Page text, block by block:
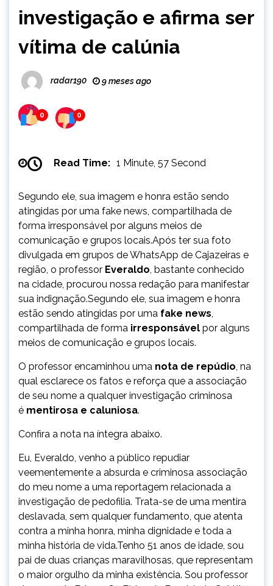
investigação e afirma ser
vítima de calúnia
radar190 9 meses ago
0 0
Read Time: 1 Minute, 57 Second
Segundo ele, sua imagem e honra estão sendo
atingidas por uma fake news, compartilhada de
forma irresponsável por alguns meios de
comunicação e grupos locais.Após ter sua foto
divulgada em grupos de WhatsApp de Cajazeiras e
região, o professor Everaldo, bastante conhecido
na cidade, procurou nossa redação para manifestar
sua indignação.Segundo ele, sua imagem e honra
estão sendo atingidas por uma fake news,
compartilhada de forma irresponsável por alguns
meios de comunicação e grupos locais.
O professor encaminhou uma nota de repúdio, na
qual esclarece os fatos e reforça que a associação
de seu nome a qualquer investigação criminosa
é mentirosa e caluniosa.
Confira a nota na íntegra abaixo.
Eu, Everaldo, venho a público repudiar
veementemente a absurda e criminosa associação
do meu nome a uma reportagem relacionada a
investigação de pedofilia. Trata-se de uma mentira
deslavada, sem qualquer fundamento, que atenta
contra a minha honra, minha dignidade e toda a
minha história de vida.Tenho 51 anos de idade, sou
pai de duas crianças maravilhosas, que representam
o maior orgulho da minha existência. Sou professor